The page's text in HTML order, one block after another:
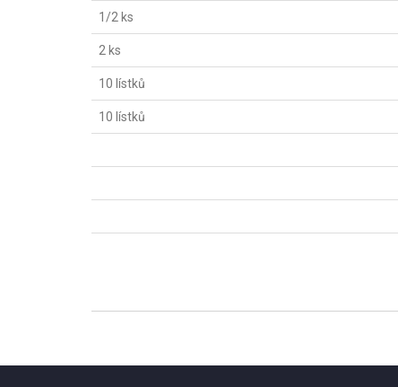
1/2 ks
2 ks
10 lístků
10 lístků